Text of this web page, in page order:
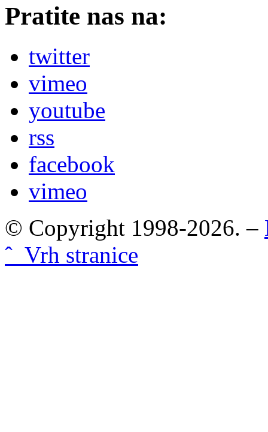
Pratite nas na:
twitter
vimeo
youtube
rss
facebook
vimeo
© Copyright 1998-2026. –
ˆ Vrh stranice